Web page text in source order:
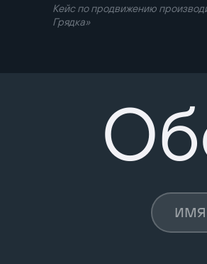
Кейс по продвижению
Грядка»